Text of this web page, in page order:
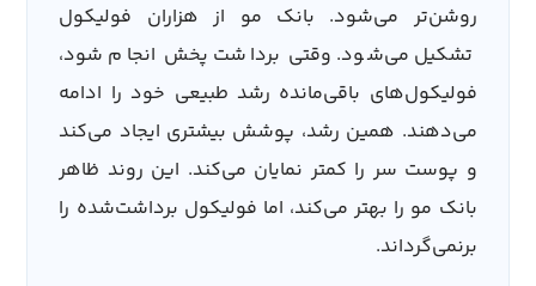
روشن‌تر می‌شود. بانک مو از هزاران فولیکول
تشکیل می‌شود. وقتی برداشت پخش انجام شود،
فولیکول‌های باقی‌مانده رشد طبیعی خود را ادامه
می‌دهند. همین رشد، پوشش بیشتری ایجاد می‌کند
و پوست سر را کمتر نمایان می‌کند. این روند ظاهر
بانک مو را بهتر می‌کند، اما فولیکول برداشت‌شده را
برنمی‌گرداند.